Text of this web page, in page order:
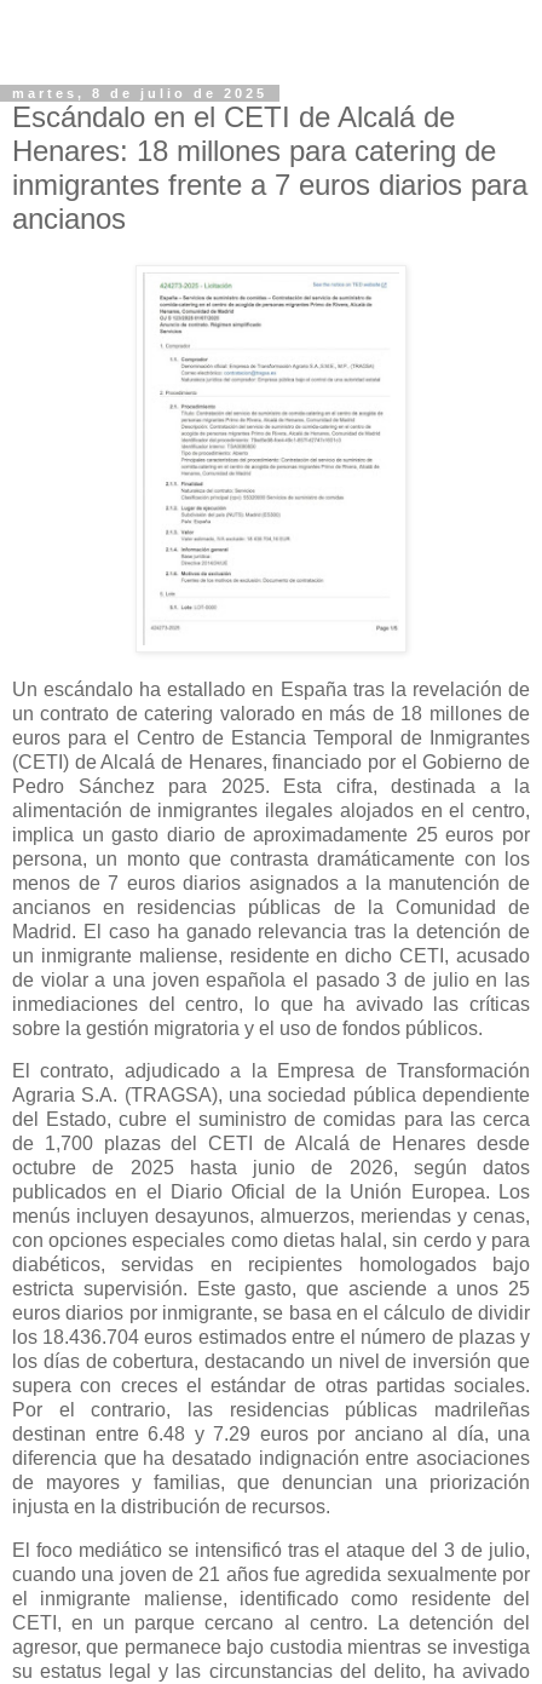
martes, 8 de julio de 2025
Escándalo en el CETI de Alcalá de
Henares: 18 millones para catering de
inmigrantes frente a 7 euros diarios para
ancianos
Un escándalo ha estallado en España tras la revelación de
un contrato de catering valorado en más de 18 millones de
euros para el Centro de Estancia Temporal de Inmigrantes
(CETI) de Alcalá de Henares, financiado por el Gobierno de
Pedro Sánchez para 2025. Esta cifra, destinada a la
alimentación de inmigrantes ilegales alojados en el centro,
implica un gasto diario de aproximadamente 25 euros por
persona, un monto que contrasta dramáticamente con los
menos de 7 euros diarios asignados a la manutención de
ancianos en residencias públicas de la Comunidad de
Madrid. El caso ha ganado relevancia tras la detención de
un inmigrante maliense, residente en dicho CETI, acusado
de violar a una joven española el pasado 3 de julio en las
inmediaciones del centro, lo que ha avivado las críticas
sobre la gestión migratoria y el uso de fondos públicos.
El contrato, adjudicado a la Empresa de Transformación
Agraria S.A. (TRAGSA), una sociedad pública dependiente
del Estado, cubre el suministro de comidas para las cerca
de 1,700 plazas del CETI de Alcalá de Henares desde
octubre de 2025 hasta junio de 2026, según datos
publicados en el Diario Oficial de la Unión Europea. Los
menús incluyen desayunos, almuerzos, meriendas y cenas,
con opciones especiales como dietas halal, sin cerdo y para
diabéticos, servidas en recipientes homologados bajo
estricta supervisión. Este gasto, que asciende a unos 25
euros diarios por inmigrante, se basa en el cálculo de dividir
los 18.436.704 euros estimados entre el número de plazas y
los días de cobertura, destacando un nivel de inversión que
supera con creces el estándar de otras partidas sociales.
Por el contrario, las residencias públicas madrileñas
destinan entre 6.48 y 7.29 euros por anciano al día, una
diferencia que ha desatado indignación entre asociaciones
de mayores y familias, que denuncian una priorización
injusta en la distribución de recursos.
El foco mediático se intensificó tras el ataque del 3 de julio,
cuando una joven de 21 años fue agredida sexualmente por
el inmigrante maliense, identificado como residente del
CETI, en un parque cercano al centro. La detención del
agresor, que permanece bajo custodia mientras se investiga
su estatus legal y las circunstancias del delito, ha avivado